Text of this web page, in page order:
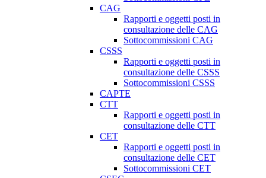
CAG
Rapporti e oggetti posti in
consultazione delle CAG
Sottocommissioni CAG
CSSS
Rapporti e oggetti posti in
consultazione delle CSSS
Sottocommissioni CSSS
CAPTE
CTT
Rapporti e oggetti posti in
consultazione delle CTT
CET
Rapporti e oggetti posti in
consultazione delle CET
Sottocommissioni CET